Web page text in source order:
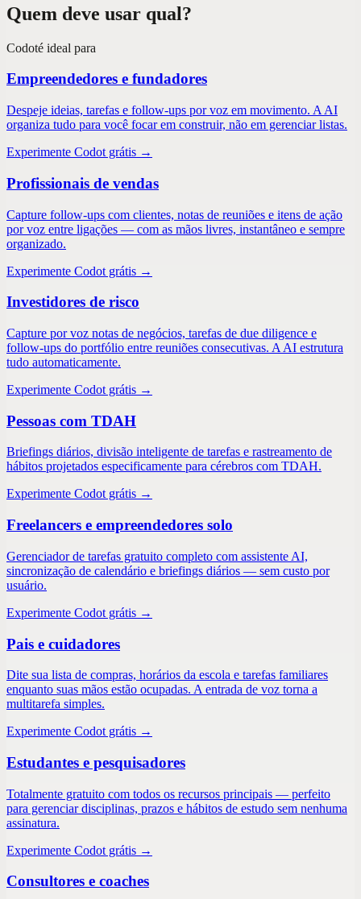
Quem deve usar qual?
Codoté ideal para
Empreendedores e fundadores
Despeje ideias, tarefas e follow-ups por voz em movimento. A AI
organiza tudo para você focar em construir, não em gerenciar listas.
Experimente Codot grátis →
Profissionais de vendas
Capture follow-ups com clientes, notas de reuniões e itens de ação
por voz entre ligações — com as mãos livres, instantâneo e sempre
organizado.
Experimente Codot grátis →
Investidores de risco
Capture por voz notas de negócios, tarefas de due diligence e
follow-ups do portfólio entre reuniões consecutivas. A AI estrutura
tudo automaticamente.
Experimente Codot grátis →
Pessoas com TDAH
Briefings diários, divisão inteligente de tarefas e rastreamento de
hábitos projetados especificamente para cérebros com TDAH.
Experimente Codot grátis →
Freelancers e empreendedores solo
Gerenciador de tarefas gratuito completo com assistente AI,
sincronização de calendário e briefings diários — sem custo por
usuário.
Experimente Codot grátis →
Pais e cuidadores
Dite sua lista de compras, horários da escola e tarefas familiares
enquanto suas mãos estão ocupadas. A entrada de voz torna a
multitarefa simples.
Experimente Codot grátis →
Estudantes e pesquisadores
Totalmente gratuito com todos os recursos principais — perfeito
para gerenciar disciplinas, prazos e hábitos de estudo sem nenhuma
assinatura.
Experimente Codot grátis →
Consultores e coaches